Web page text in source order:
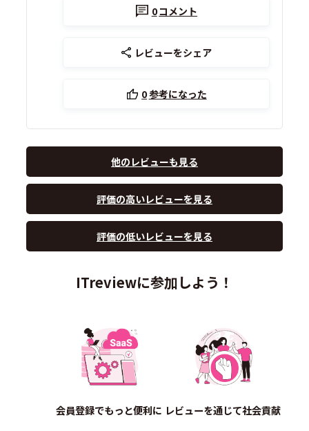
0コメント
レビューをシェア
0参考になった
他のレビューも見る
評価の高いレビューを見る
評価の低いレビューを見る
ITreviewに参加しよう！
会員登録でもっと便利に レビューを通じて社会貢献